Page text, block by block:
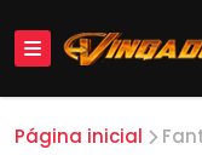
Página inicial